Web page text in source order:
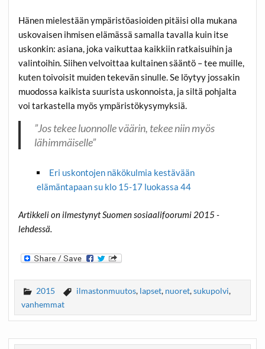
Hänen mielestään ympäristöasioiden pitäisi olla mukana
uskovaisen ihmisen elämässä samalla tavalla kuin itse
uskonkin: asiana, joka vaikuttaa kaikkiin ratkaisuihin ja
valintoihin. Siihen velvoittaa kultainen sääntö – tee muille,
kuten toivoisit muiden tekevän sinulle. Se löytyy jossakin
muodossa kaikista suurista uskonnoista, ja siltä pohjalta
voi tarkastella myös ympäristökysymyksiä.
”Jos tekee luonnolle väärin, tekee niin myös
lähimmäiselle”
Eri uskontojen näkökulmia kestävään
elämäntapaan su klo 15-17 luokassa 44
Artikkeli on ilmestynyt Suomen sosiaalifoorumi 2015 -
lehdessä.
2015 ilmastonmuutos, lapset, nuoret,sukupolvi,
vanhemmat